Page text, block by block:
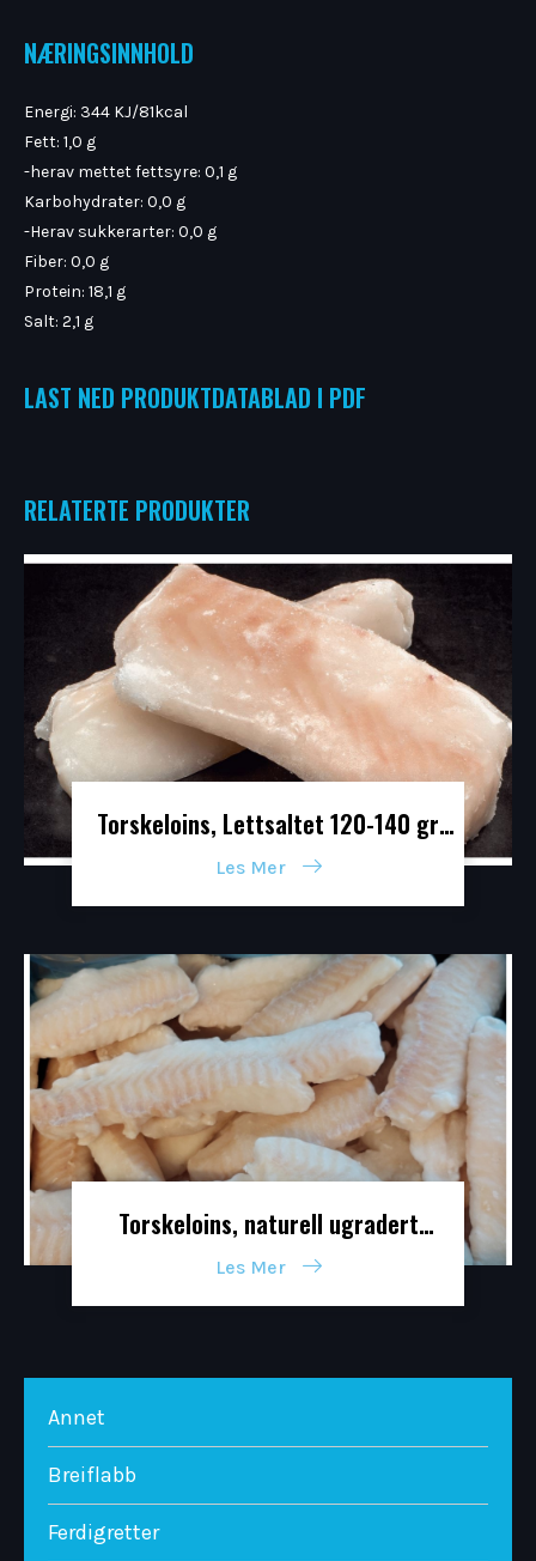
Annet
Breiflabb
Ferdigretter
NÆRINGSINNHOLD
Energi: 344 KJ/81kcal
Fett: 1,0 g
-herav mettet fettsyre: 0,1 g
Karbohydrater: 0,0 g
-Herav sukkerarter: 0,0 g
Fiber: 0,0 g
Protein: 18,1 g
Salt: 2,1 g
LAST NED PRODUKTDATABLAD I PDF
RELATERTE PRODUKTER
Torskeloins, Lettsaltet 120-140 gr
5,00 kg
Les Mer
Torskeloins, naturell ugradert
norskprodusert
Les Mer